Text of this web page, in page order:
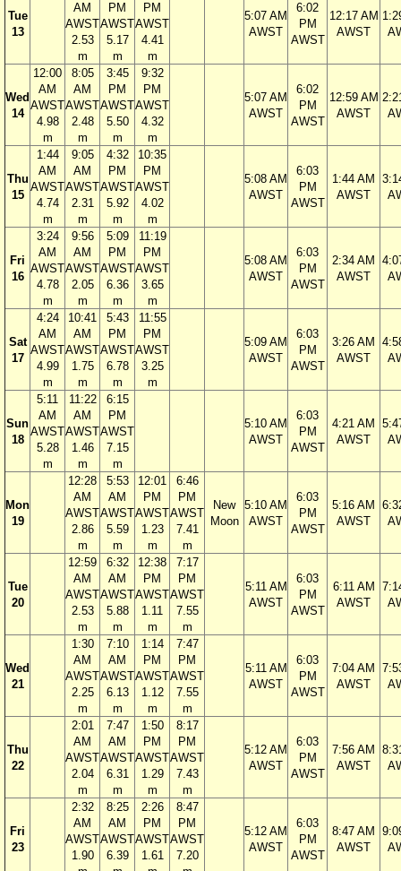
Tue
13
AM
AWST
2.53
m
PM
AWST
5.17
m
PM
AWST
4.41
m
5:07 AM
AWST
6:02
PM
AWST
12:17 AM
AWST
Wed
14
12:00
AM
AWST
4.98
m
8:05
AM
AWST
2.48
m
3:45
PM
AWST
5.50
m
9:32
PM
AWST
4.32
m
5:07 AM
AWST
6:02
PM
AWST
12:59 AM
AWST
Thu
15
1:44
AM
AWST
4.74
m
9:05
AM
AWST
2.31
m
4:32
PM
AWST
5.92
m
10:35
PM
AWST
4.02
m
5:08 AM
AWST
6:03
PM
AWST
1:44 AM
AWST
Fri
16
3:24
AM
AWST
4.78
m
9:56
AM
AWST
2.05
m
5:09
PM
AWST
6.36
m
11:19
PM
AWST
3.65
m
5:08 AM
AWST
6:03
PM
AWST
2:34 AM
AWST
Sat
17
4:24
AM
AWST
4.99
m
10:41
AM
AWST
1.75
m
5:43
PM
AWST
6.78
m
11:55
PM
AWST
3.25
m
5:09 AM
AWST
6:03
PM
AWST
3:26 AM
AWST
Sun
18
5:11
AM
AWST
5.28
m
11:22
AM
AWST
1.46
m
6:15
PM
AWST
7.15
m
5:10 AM
AWST
6:03
PM
AWST
4:21 AM
AWST
Mon
19
12:28
AM
AWST
2.86
m
5:53
AM
AWST
5.59
m
12:01
PM
AWST
1.23
m
6:46
PM
AWST
7.41
m
New
Moon
5:10 AM
AWST
6:03
PM
AWST
5:16 AM
AWST
Tue
20
12:59
AM
AWST
2.53
m
6:32
AM
AWST
5.88
m
12:38
PM
AWST
1.11
m
7:17
PM
AWST
7.55
m
5:11 AM
AWST
6:03
PM
AWST
6:11 AM
AWST
Wed
21
1:30
AM
AWST
2.25
m
7:10
AM
AWST
6.13
m
1:14
PM
AWST
1.12
m
7:47
PM
AWST
7.55
m
5:11 AM
AWST
6:03
PM
AWST
7:04 AM
AWST
Thu
22
2:01
AM
AWST
2.04
m
7:47
AM
AWST
6.31
m
1:50
PM
AWST
1.29
m
8:17
PM
AWST
7.43
m
5:12 AM
AWST
6:03
PM
AWST
7:56 AM
AWST
Fri
23
2:32
AM
AWST
1.90
8:25
AM
AWST
6.39
2:26
PM
AWST
1.61
8:47
PM
AWST
7.20
5:12 AM
AWST
6:03
PM
AWST
8:47 AM
AWST